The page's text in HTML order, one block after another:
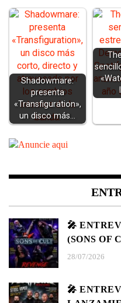
Shadowmare:
presenta
«Transfiguration»,
un disco más…
🎤
(SONS OF
28/07/2026
🎤